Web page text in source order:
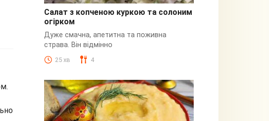
З куркою
Салат з копченою куркою та солоним
огірком
Дуже смачна, апетитна та поживна
страва. Він відмінно
25 хв 4